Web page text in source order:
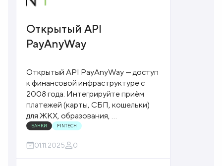
Открытый API
PayAnyWay
Открытый API PayAnyWay — доступ
к финансовой инфраструктуре с
2008 года. Интегрируйте приём
платежей (карты, СБП, кошельки)
для ЖКХ, образования, ...
БАНКИ FINTECH
01.11.2025 0